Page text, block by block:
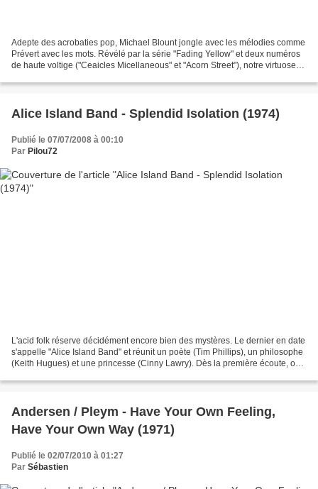
Adepte des acrobaties pop, Michael Blount jongle avec les mélodies comme
Prévert avec les mots. Révélé par la série "Fading Yellow" et deux numéros
de haute voltige ("Ceaicles Micellaneous" et "Acorn Street"), notre virtuose
Alice Island Band - Splendid Isolation (1974)
Publié le 07/07/2008 à 00:10
Par Pilou72
L'acid folk réserve décidément encore bien des mystères. Le dernier en date
s'appelle "Alice Island Band" et réunit un poète (Tim Phillips), un philosophe
(Keith Hugues) et une princesse (Cinny Lawry). Dès la première écoute, on
Andersen / Pleym - Have Your Own Feeling,
Have Your Own Way (1971)
Publié le 02/07/2010 à 01:27
Par Sébastien